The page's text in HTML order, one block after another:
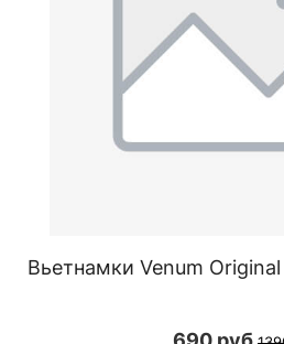
Вьетнамки Venum